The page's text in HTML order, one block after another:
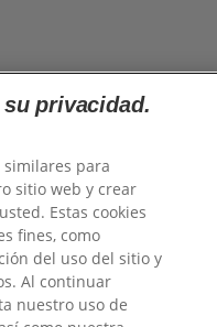
privacidad.
similares para
sitio web y crear
Estas cookies
fines, como
del uso del sitio y
Al continuar
nuestro uso de